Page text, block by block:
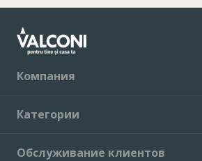
Компания
Категории
Обслуживание клиентов